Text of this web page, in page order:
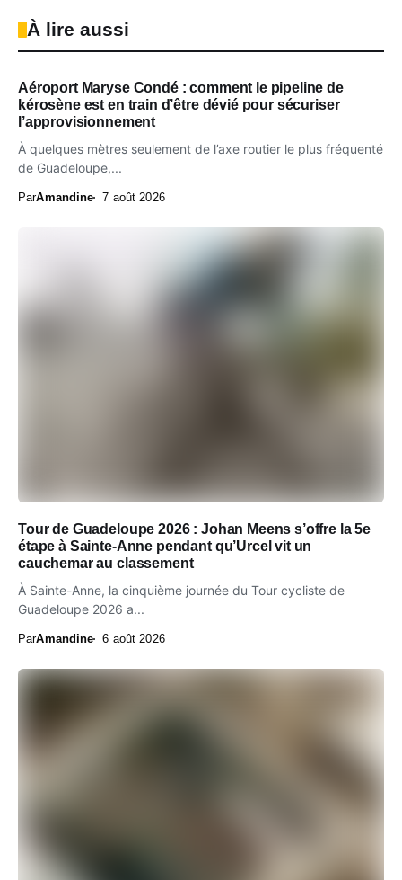
À lire aussi
Aéroport Maryse Condé : comment le pipeline de
kérosène est en train d’être dévié pour sécuriser
l’approvisionnement
À quelques mètres seulement de l’axe routier le plus fréquenté
de Guadeloupe,...
ParAmandine 7 août 2026
Tour de Guadeloupe 2026 : Johan Meens s’offre la 5e
étape à Sainte-Anne pendant qu’Urcel vit un
cauchemar au classement
À Sainte-Anne, la cinquième journée du Tour cycliste de
Guadeloupe 2026 a...
ParAmandine 6 août 2026